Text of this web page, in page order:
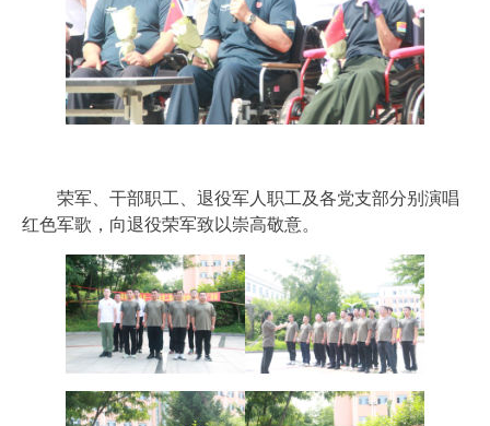
荣军、干部职工、退役军人职工及各党支部分别演唱
红色军歌，向退役荣军致以崇高敬意。